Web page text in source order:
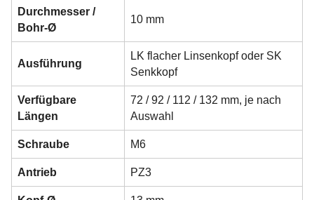
Durchmesser /
Bohr-Ø
10 mm
Ausführung
LK flacher Linsenkopf oder SK
Senkkopf
Verfügbare
Längen
72 / 92 / 112 / 132 mm, je nach
Auswahl
Schraube M6
Antrieb PZ3